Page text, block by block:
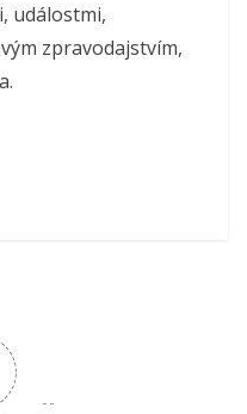
událostmi,
zpravodajstvím,